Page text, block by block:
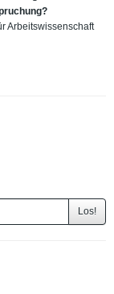
Arbeitswissenschaft
Los!